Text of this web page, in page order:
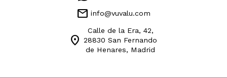
mail info@vuvalu.com
location_on
Calle de la Era, 42,
28830 San Fernando
de Henares, Madrid